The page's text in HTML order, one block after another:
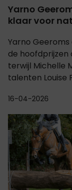
Yarno
klaar voor
Yarno
de hoofdprijzen
terwijl Michelle
talenten Louise
16-04-2026